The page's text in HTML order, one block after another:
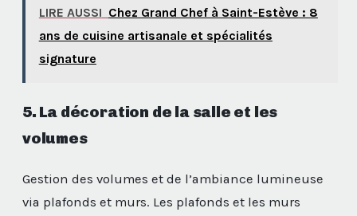
LIRE AUSSI Chez Grand Chef à Saint-Estève : 8
ans de cuisine artisanale et spécialités
signature
5. La décoration de la salle et les
volumes
Gestion des volumes et de l’ambiance lumineuse
via plafonds et murs. Les plafonds et les murs